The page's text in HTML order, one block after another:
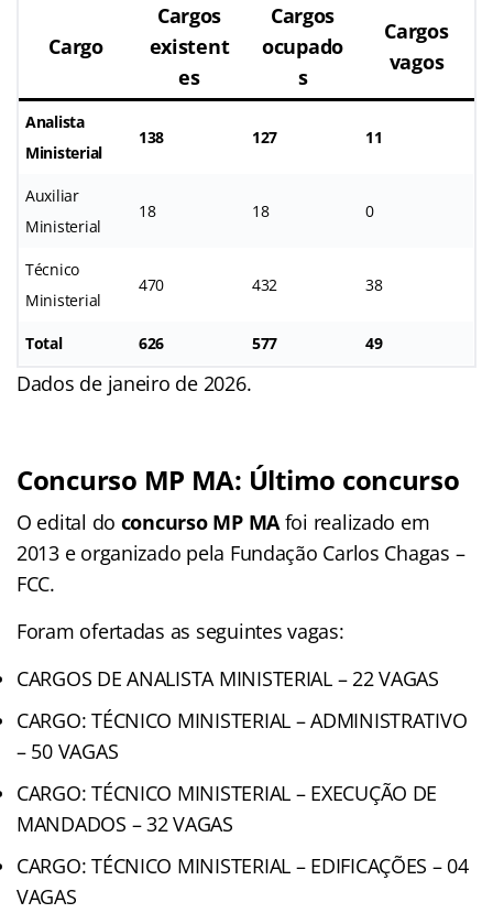
Cargo
Cargos
existent
es
Cargos
ocupado
s
Cargos
vagos
Analista
Ministerial
138 127 11
Auxiliar
Ministerial
18 18 0
Técnico
Ministerial
470 432 38
Total 626 577 49
Dados de janeiro de 2026.
Concurso MP MA: Último concurso
O edital do concurso MP MA foi realizado em
2013 e organizado pela Fundação Carlos Chagas –
FCC.
Foram ofertadas as seguintes vagas:
CARGOS DE ANALISTA MINISTERIAL – 22 VAGAS
CARGO: TÉCNICO MINISTERIAL – ADMINISTRATIVO
– 50 VAGAS
CARGO: TÉCNICO MINISTERIAL – EXECUÇÃO DE
MANDADOS – 32 VAGAS
CARGO: TÉCNICO MINISTERIAL – EDIFICAÇÕES – 04
VAGAS